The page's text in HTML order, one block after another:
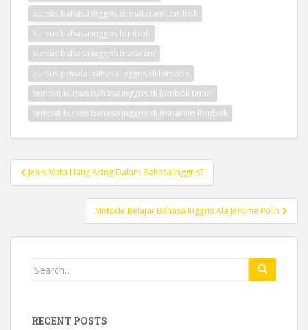
kursus bahasa inggris di mataram lombok
kursus bahasa inggris lombok
kursus bahasa inggris mataram
kursus private bahasa inggris di lombok
tempat kursus bahasa inggris di lombok timur
tempat kursus bahasa inggris di mataram lombok
Post
navigation
Jenis Mata Uang Asing Dalam Bahasa Inggris?
Metode Belajar Bahasa Inggris Ala Jerome Polin
Search
RECENT POSTS